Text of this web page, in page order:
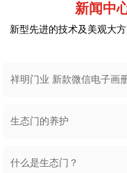
新闻中
新型先进的技术及美观大
祥明门业 新款微信电子画
生态门的养护
什么是生态门？